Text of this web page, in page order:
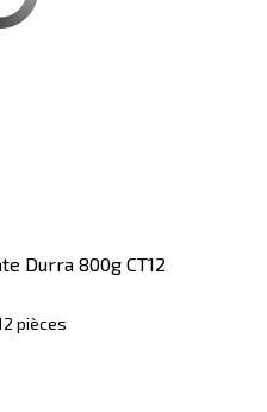
Durra 800g CT12
pièces